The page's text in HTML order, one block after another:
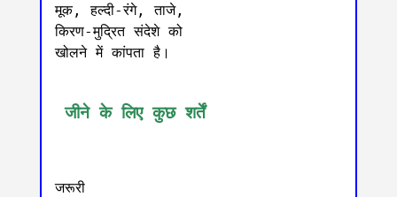
मूक, हल्दी-रंगे, ताजे,
किरण-मुद्रित संदेशे को
खोलने में कांपता है।
जीने के लिए कुछ शर्तें
जरूरी